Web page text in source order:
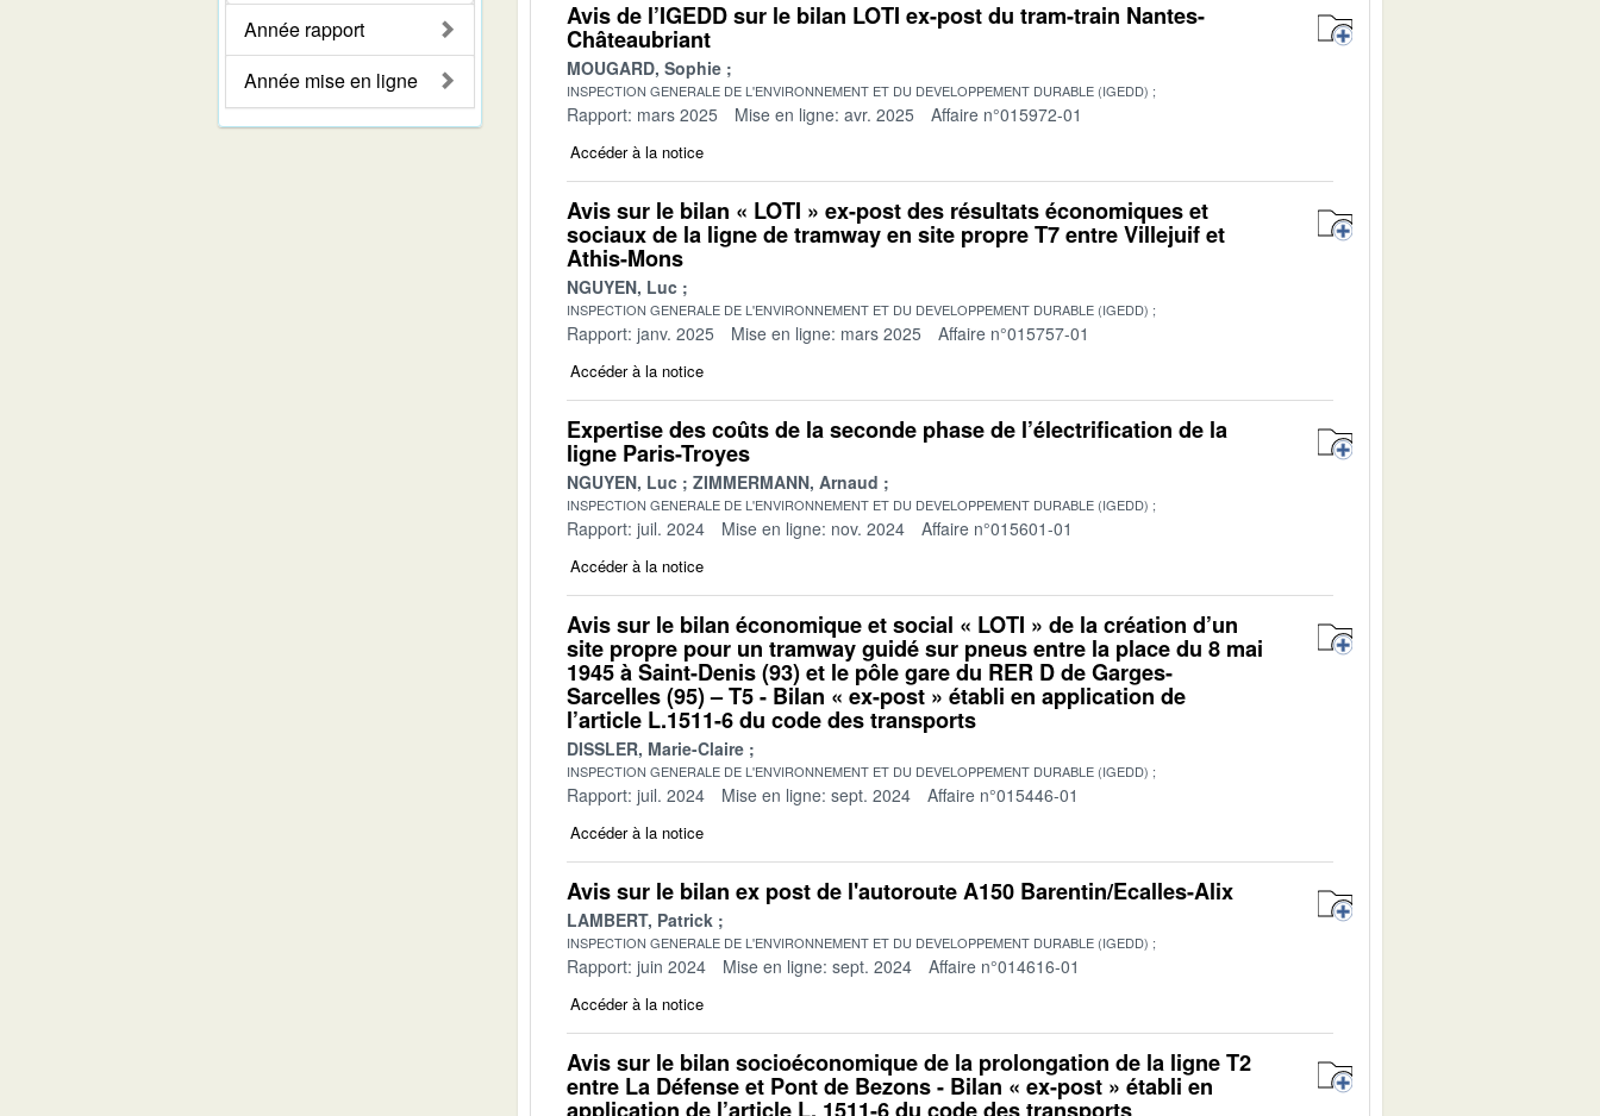
Année rapport
Année mise en ligne
Avis de l’IGEDD sur le bilan LOTI ex-post du tram-train Nantes-
Châteaubriant
MOUGARD, Sophie
INSPECTION GENERALE DE L'ENVIRONNEMENT ET DU DEVELOPPEMENT DURABLE (IGEDD)
Rapport: mars 2025 Mise en ligne: avr. 2025 Affaire n°015972-01
Accéder à la notice
Avis sur le bilan « LOTI » ex-post des résultats économiques et
sociaux de la ligne de tramway en site propre T7 entre Villejuif et
Athis-Mons
NGUYEN, Luc
INSPECTION GENERALE DE L'ENVIRONNEMENT ET DU DEVELOPPEMENT DURABLE (IGEDD)
Rapport: janv. 2025 Mise en ligne: mars 2025 Affaire n°015757-01
Accéder à la notice
Expertise des coûts de la seconde phase de l’électrification de la
ligne Paris-Troyes
NGUYEN, Luc ZIMMERMANN, Arnaud
INSPECTION GENERALE DE L'ENVIRONNEMENT ET DU DEVELOPPEMENT DURABLE (IGEDD)
Rapport: juil. 2024 Mise en ligne: nov. 2024 Affaire n°015601-01
Accéder à la notice
Avis sur le bilan économique et social « LOTI » de la création d’un
site propre pour un tramway guidé sur pneus entre la place du 8 mai
1945 à Saint-Denis (93) et le pôle gare du RER D de Garges-
Sarcelles (95) – T5 - Bilan « ex-post » établi en application de
l’article L.1511-6 du code des transports
DISSLER, Marie-Claire
INSPECTION GENERALE DE L'ENVIRONNEMENT ET DU DEVELOPPEMENT DURABLE (IGEDD)
Rapport: juil. 2024 Mise en ligne: sept. 2024 Affaire n°015446-01
Accéder à la notice
Avis sur le bilan ex post de l'autoroute A150 Barentin/Ecalles-Alix
LAMBERT, Patrick
INSPECTION GENERALE DE L'ENVIRONNEMENT ET DU DEVELOPPEMENT DURABLE (IGEDD)
Rapport: juin 2024 Mise en ligne: sept. 2024 Affaire n°014616-01
Accéder à la notice
Avis sur le bilan socioéconomique de la prolongation de la ligne T2
entre La Défense et Pont de Bezons - Bilan « ex-post » établi en
application de l’article L. 1511-6 du code des transports